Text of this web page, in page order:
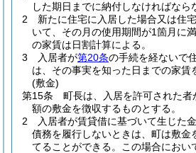
した期日までに納付しなければなら
2
新たに住宅に入居した場合又は住
いて、その月の使用期間が1箇月に
の家賃は日割計算による。
3
入居者が第20条の手続を経ないで
は、その事実を知った日までの家賃
(敷金)
第15条
町長は、入居を許可された
額の敷金を徴収するものとする。
2
入居者が賃貸借に基づいて生じた
債務を履行しないときは、町は敷金
てることができる。
この場合におい